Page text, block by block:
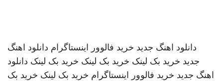
دانلود اهنگ جدید خرید فالوور اینستاگرام دانلود اهنگ
جدید خرید بک لینک خرید بک لینک خرید بک لینک دانلود
اهنگ جدید خرید فالوور اینستاگرام خرید بک لینک خرید بک